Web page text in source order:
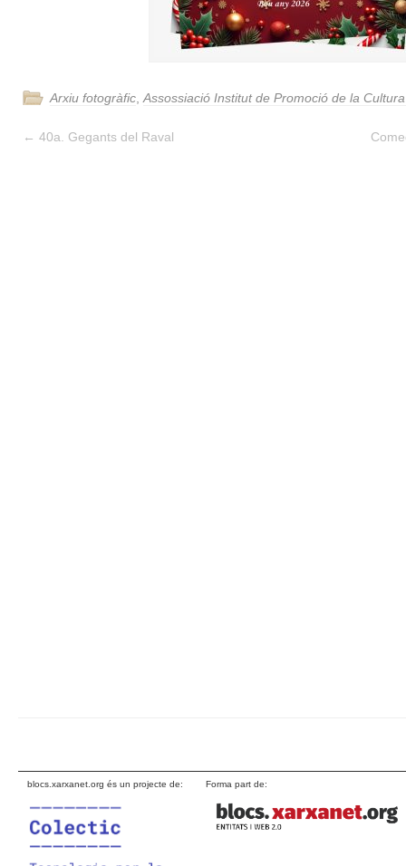
Arxiu fotogràfic Assossiació Institut de Promoció de la
← 40a. Gegants del Raval
blocs.xarxanet.org és un projecte de: Forma part de: